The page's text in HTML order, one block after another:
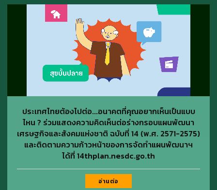
ประเทศไทยต้องไปต่อ...อนาคตที่คุณอยากเห็นเป็นแบบ
ไหน ? ร่วมแสดงความคิดเห็นต่อร่างกรอบแผนพัฒนา
เศรษฐกิจและสังคมแห่งชาติ ฉบับที่ 14 (พ.ศ. 2571-2575)
และติดตามความก้าวหน้าของการจัดทำแผนพัฒนาฯ
ได้ที่ 14thplan.nesdc.go.th
อ่านต่อ